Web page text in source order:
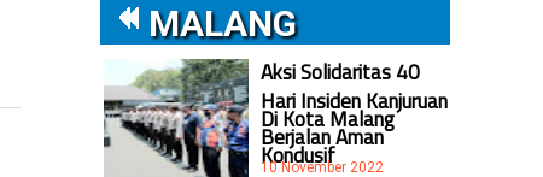
MALANG
Aksi Solidaritas 40
Hari Insiden Kanjuruan
Di Kota Malang
Berjalan Aman
Kondusif
10 November 2022